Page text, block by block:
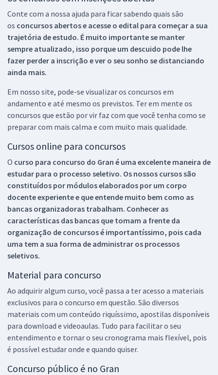
Conte com a nossa ajuda para ficar sabendo quais são
os concursos abertos e acesse o edital para começar a sua
trajetória de estudo. É muito importante se manter
sempre atualizado, isso porque um descuido pode lhe
fazer perder a inscrição e ver o seu sonho se distanciando
ainda mais.
Em nosso site, pode-se visualizar os concursos em
andamento e até mesmo os previstos. Ter em mente os
concursos que estão por vir faz com que você tenha como se
preparar com mais calma e com muito mais qualidade.
Cursos online para concursos
O curso para concurso do Gran é uma excelente maneira de
estudar para o processo seletivo. Os nossos cursos são
constituídos por módulos elaborados por um corpo
docente experiente e que entende muito bem como as
bancas organizadoras trabalham. Conhecer as
características das bancas que tomam a frente da
organização de concursos é importantíssimo, pois cada
uma tem a sua forma de administrar os processos
seletivos.
Material para concurso
Ao adquirir algum curso, você passa a ter acesso a materiais
exclusivos para o concurso em questão. São diversos
materiais com um conteúdo riquíssimo, apostilas disponíveis
para download e videoaulas. Tudo para facilitar o seu
entendimento e tornar o seu cronograma mais flexível, pois
é possível estudar onde e quando quiser.
Concurso público é no Gran